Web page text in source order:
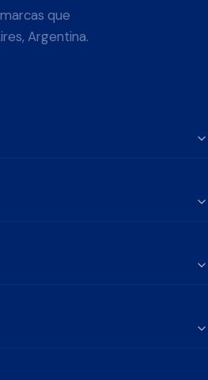
que
Argentina.